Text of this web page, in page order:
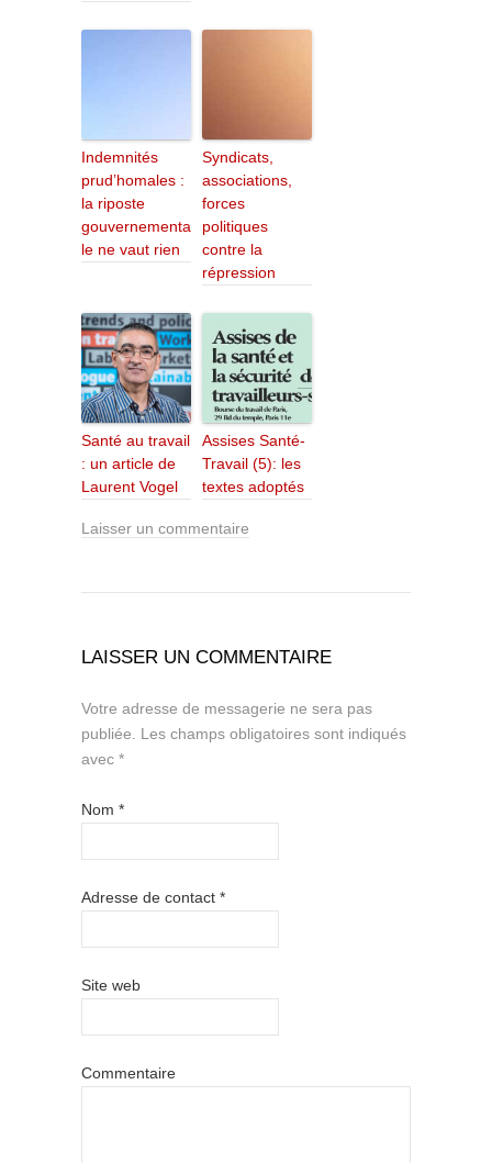
Indemnités
prud’homales :
la riposte
gouvernementa
le ne vaut rien
Syndicats,
associations,
forces
politiques
contre la
répression
Santé au travail
: un article de
Laurent Vogel
Assises Santé-
Travail (5): les
textes adoptés
Laisser un commentaire
LAISSER UN COMMENTAIRE
Votre adresse de messagerie ne sera pas
publiée. Les champs obligatoires sont indiqués
avec *
Nom *
Adresse de contact *
Site web
Commentaire